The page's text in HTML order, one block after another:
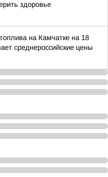
здоровье
на Камчатке на 18
среднероссийские цены